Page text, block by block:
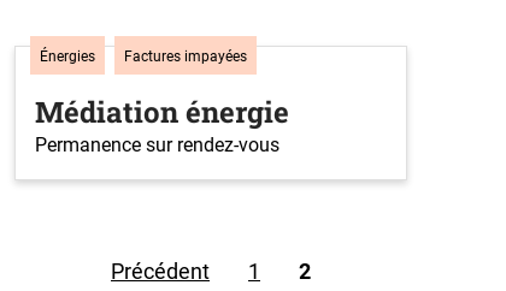
Énergies Factures impayées
Médiation énergie
Permanence sur rendez-vous
Précédent 1 2